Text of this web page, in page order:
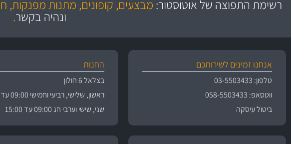
משלוחים
גרמניה
רשימת התפוצה של אוטוסטור: מבצעים, קופונים, מתנות מפנקות,
ונהיה בקשר.
אנחנו זמינים לשירותכם
טלפון: 03-5503433
ווטסאפ: 058-5503433
ביטול עיסקה
החנות
בצלאל 6 חולון
ראשון, שלישי, רביעי וחמישי 09:00 עד 18:00
שני, שישי וערבי חג 09:00 עד 15:00